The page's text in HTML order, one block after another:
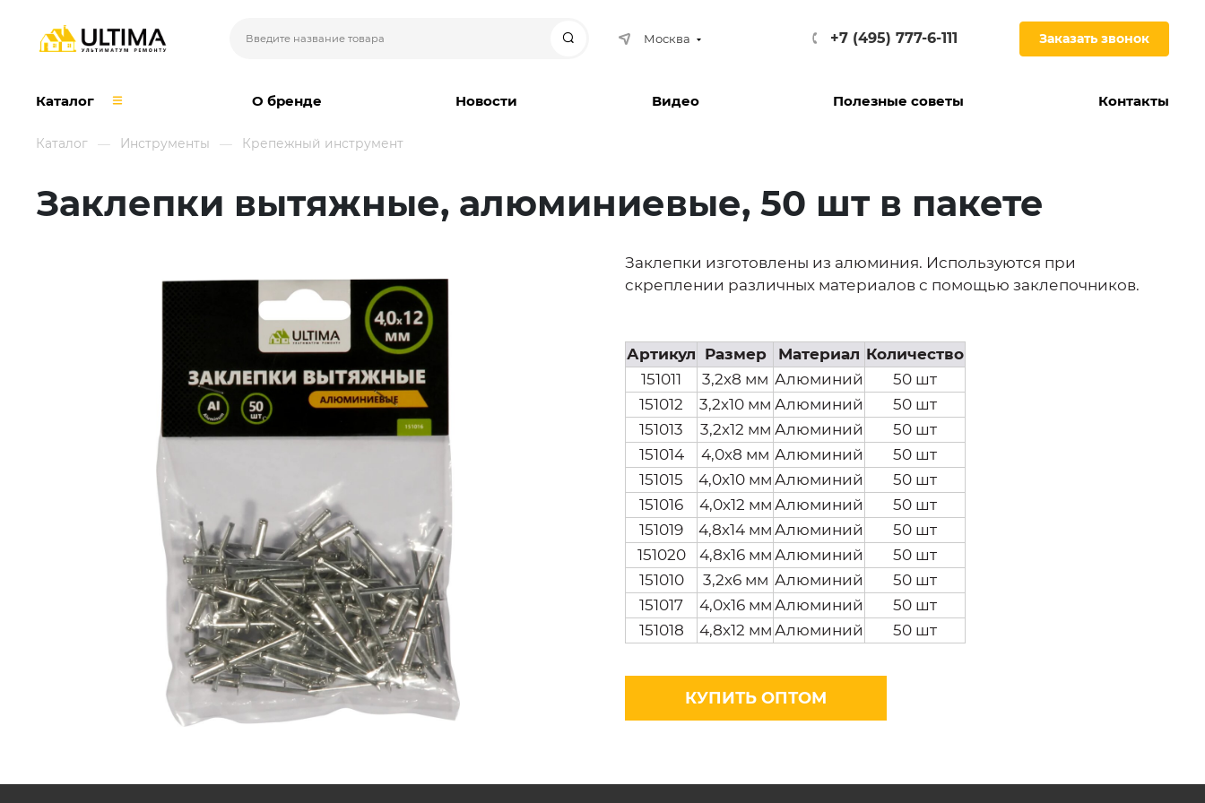
Москва +7 (495) 777-6-111 Заказать звонок
Каталог О бренде Новости Видео Полезные советы Контакты
Каталог Инструменты Крепежный инструмент
Заклепки вытяжные, алюминиевые, 50 шт в пакете
Заклепки изготовлены из алюминия. Используются при
скреплении различных материалов с помощью заклепочников.
Артикул Размер Материал Количество
151011
3,2х8 мм Алюминий
50 шт
151012
3,2х10 мм Алюминий
50 шт
151013
3,2х12 мм Алюминий
50 шт
151014
4,0х8 мм Алюминий
50 шт
151015
4,0х10 мм Алюминий
50 шт
151016
4,0х12 мм Алюминий
50 шт
151019
4,8х14 мм Алюминий
50 шт
151020
4,8х16 мм Алюминий
50 шт
151010
3,2х6 мм Алюминий
50 шт
151017
4,0х16 мм Алюминий
50 шт
151018
4,8х12 мм Алюминий 50 шт
КУПИТЬ ОПТОМ